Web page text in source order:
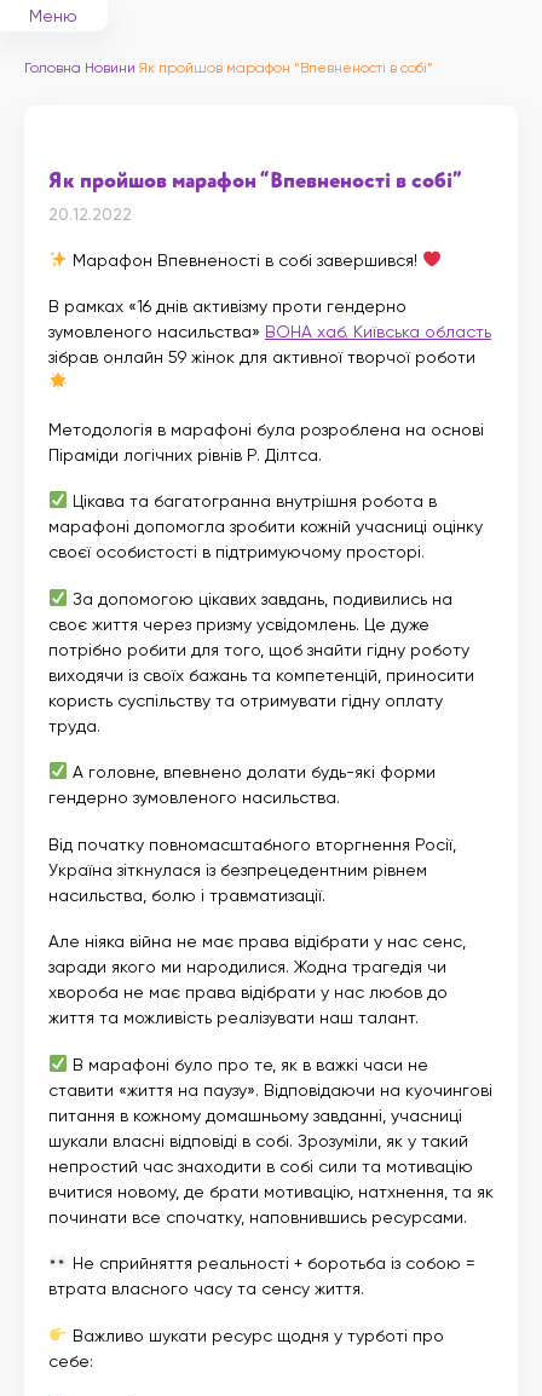
Меню
Головна Новини Як пройшов марафон “Впевненості в собі”
Як пройшов марафон “Впевненості в собі”
20.12.2022
Марафон Впевненості в собі завершився!
В рамках «16 днів активізму проти гендерно
зумовленого насильства» ВОНА хаб. Київська область
зібрав онлайн 59 жінок для активної творчої роботи
Методологія в марафоні була розроблена на основі
Піраміди логічних рівнів Р. Ділтса.
Цікава та багатогранна внутрішня робота в
марафоні допомогла зробити кожній учасниці оцінку
своєї особистості в підтримуючому просторі.
За допомогою цікавих завдань, подивились на
своє життя через призму усвідомлень. Це дуже
потрібно робити для того, щоб знайти гідну роботу
виходячи із своїх бажань та компетенцій, приносити
користь суспільству та отримувати гідну оплату
труда.
А головне, впевнено долати будь-які форми
гендерно зумовленого насильства.
Від початку повномасштабного вторгнення Росії,
Україна зіткнулася із безпрецедентним рівнем
насильства, болю і травматизації.
Але ніяка війна не має права відібрати у нас сенс,
заради якого ми народилися. Жодна трагедія чи
хвороба не має права відібрати у нас любов до
життя та можливість реалізувати наш талант.
В марафоні було про те, як в важкі часи не
ставити «життя на паузу». Відповідаючи на куочингові
питання в кожному домашньому завданні, учасниці
шукали власні відповіді в собі. Зрозуміли, як у такий
непростий час знаходити в собі сили та мотивацію
вчитися новому, де брати мотивацію, натхнення, та як
починати все спочатку, наповнившись ресурсами.
Не сприйняття реальності + боротьба із собою =
втрата власного часу та сенсу життя.
Важливо шукати ресурс щодня у турботі про
себе: